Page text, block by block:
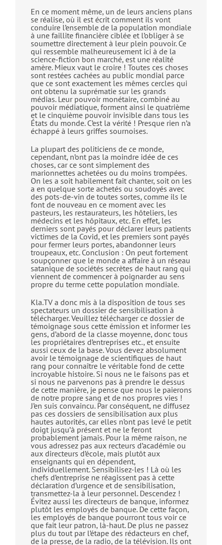
En ce moment même, un de leurs anciens plans
se réalise, où il est écrit comment ils vont
conduire l’ensemble de la population mondiale
à une faillite financière ciblée et l’obliger à se
soumettre directement à leur plein pouvoir. Ce
qui ressemble malheureusement ici à de la
science-fiction bon marché, est une réalité
amère. Mieux vaut le croire ! Toutes ces choses
sont restées cachées au public mondial parce
que ce sont exactement les mêmes cercles qui
ont obtenu la suprématie sur les grands
médias. Leur pouvoir monétaire, combiné au
pouvoir médiatique, forment ainsi le quatrième
et le cinquième pouvoir invisible dans tous les
États du monde. C’est la vérité ! Presque rien n’a
échappé à leurs griffes sournoises.
La plupart des politiciens de ce monde,
cependant, n’ont pas la moindre idée de ces
choses, car ce sont simplement des
marionnettes achetées ou du moins trompées.
On les a soit habilement fait chanter, soit on les
a en quelque sorte achetés ou soudoyés avec
des pots-de-vin de toutes sortes, comme ils le
font de nouveau en ce moment avec les
pasteurs, les restaurateurs, les hôteliers, les
médecins et les hôpitaux, etc. En effet, les
derniers sont payés pour déclarer leurs patients
victimes de la Covid, et les premiers sont payés
pour fermer leurs portes, abandonner leurs
troupeaux, etc. Conclusion : On peut fortement
soupçonner que le monde a affaire à un réseau
satanique de sociétés secrètes de haut rang qui
viennent de commencer à poignarder au sens
propre du terme cette population mondiale.
Kla.TV a donc mis à la disposition de tous ses
spectateurs un dossier de sensibilisation à
télécharger. Veuillez télécharger ce dossier de
témoignage sous cette émission et informer les
gens, d’abord de la classe moyenne, donc tous
les propriétaires d’entreprises etc., et ensuite
aussi ceux de la base. Vous devez absolument
avoir le témoignage de scientifiques de haut
rang pour connaître le véritable fond de cette
incroyable histoire. Si nous ne le faisons pas et
si nous ne parvenons pas à prendre le dessus
de cette manière, je pense que nous le paierons
de notre propre sang et de nos propres vies !
J’en suis convaincu. Par conséquent, ne diffusez
pas ces dossiers de sensibilisation aux plus
hautes autorités, car elles n’ont pas levé le petit
doigt jusqu’à présent et ne le feront
probablement jamais. Pour la même raison, ne
vous adressez pas aux recteurs d’académie ou
aux directeurs d’école, mais plutôt aux
enseignants qui en dépendent,
individuellement. Sensibilisez-les ! Là où les
chefs d’entreprise ne réagissent pas à cette
déclaration d’urgence et de sensibilisation,
transmettez-la à leur personnel. Descendez !
Évitez aussi les directeurs de banque, informez
plutôt les employés de banque. De cette façon,
les employés de banque pourront tous voir ce
que fait leur patron, là-haut. De plus ne passez
plus du tout par l’étape des rédacteurs en chef,
de la presse, de la radio, de la télévision. Ils ont